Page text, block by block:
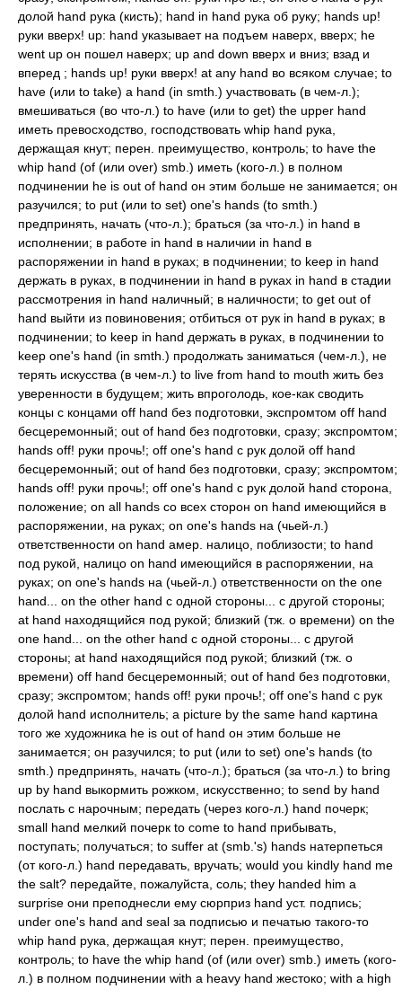
долой hand рука (кисть); hand in hand рука об руку; hands up!
руки вверх! up: hand указывает на подъем наверх, вверх; he
went up он пошел наверх; up and down вверх и вниз; взад и
вперед ; hands up! руки вверх! at any hand во всяком случае; to
have (или to take) a hand (in smth.) участвовать (в чем-л.);
вмешиваться (во что-л.) to have (или to get) the upper hand
иметь превосходство, господствовать whip hand рука,
держащая кнут; перен. преимущество, контроль; to have the
whip hand (of (или over) smb.) иметь (кого-л.) в полном
подчинении he is out of hand он этим больше не занимается; он
разучился; to put (или to set) one's hands (to smth.)
предпринять, начать (что-л.); браться (за что-л.) in hand в
исполнении; в работе in hand в наличии in hand в
распоряжении in hand в руках; в подчинении; to keep in hand
держать в руках, в подчинении in hand в руках in hand в стадии
рассмотрения in hand наличный; в наличности; to get out of
hand выйти из повиновения; отбиться от рук in hand в руках; в
подчинении; to keep in hand держать в руках, в подчинении to
keep one's hand (in smth.) продолжать заниматься (чем-л.), не
терять искусства (в чем-л.) to live from hand to mouth жить без
уверенности в будущем; жить впроголодь, кое-как сводить
концы с концами off hand без подготовки, экспромтом off hand
бесцеремонный; out of hand без подготовки, сразу; экспромтом;
hands off! руки прочь!; off one's hand с рук долой off hand
бесцеремонный; out of hand без подготовки, сразу; экспромтом;
hands off! руки прочь!; off one's hand с рук долой hand сторона,
положение; on all hands со всех сторон on hand имеющийся в
распоряжении, на руках; on one's hands на (чьей-л.)
ответственности on hand амер. налицо, поблизости; to hand
под рукой, налицо on hand имеющийся в распоряжении, на
руках; on one's hands на (чьей-л.) ответственности on the one
hand... on the other hand с одной стороны... с другой стороны;
at hand находящийся под рукой; близкий (тж. о времени) on the
one hand... on the other hand с одной стороны... с другой
стороны; at hand находящийся под рукой; близкий (тж. о
времени) off hand бесцеремонный; out of hand без подготовки,
сразу; экспромтом; hands off! руки прочь!; off one's hand с рук
долой hand исполнитель; a picture by the same hand картина
того же художника he is out of hand он этим больше не
занимается; он разучился; to put (или to set) one's hands (to
smth.) предпринять, начать (что-л.); браться (за что-л.) to bring
up by hand выкормить рожком, искусственно; to send by hand
послать с нарочным; передать (через кого-л.) hand почерк;
small hand мелкий почерк to come to hand прибывать,
поступать; получаться; to suffer at (smb.'s) hands натерпеться
(от кого-л.) hand передавать, вручать; would you kindly hand me
the salt? передайте, пожалуйста, соль; they handed him a
surprise они преподнесли ему сюрприз hand уст. подпись;
under one's hand and seal за подписью и печатью такого-то
whip hand рука, держащая кнут; перен. преимущество,
контроль; to have the whip hand (of (или over) smb.) иметь (кого-
л.) в полном подчинении with a heavy hand жестоко; with a high